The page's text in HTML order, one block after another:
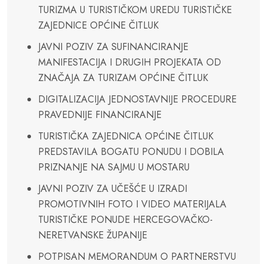
TURIZMA U TURISTIČKOM UREDU TURISTIČKE
ZAJEDNICE OPĆINE ČITLUK
JAVNI POZIV ZA SUFINANCIRANJE
MANIFESTACIJA I DRUGIH PROJEKATA OD
ZNAČAJA ZA TURIZAM OPĆINE ČITLUK
DIGITALIZACIJA JEDNOSTAVNIJE PROCEDURE
PRAVEDNIJE FINANCIRANJE
TURISTIČKA ZAJEDNICA OPĆINE ČITLUK
PREDSTAVILA BOGATU PONUDU I DOBILA
PRIZNANJE NA SAJMU U MOSTARU
JAVNI POZIV ZA UČEŠĆE U IZRADI
PROMOTIVNIH FOTO I VIDEO MATERIJALA
TURISTIČKE PONUDE HERCEGOVAČKO-
NERETVANSKE ŽUPANIJE
POTPISAN MEMORANDUM O PARTNERSTVU